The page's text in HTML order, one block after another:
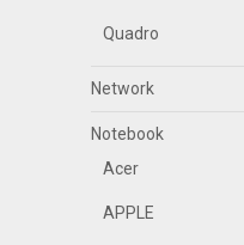
Quadro
Network
Notebook
Acer
APPLE